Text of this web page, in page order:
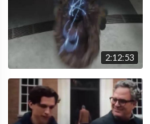
2:12:53